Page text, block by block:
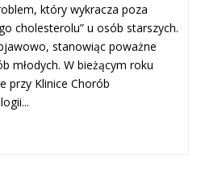
który wykracza poza
cholesterolu” u osób starszych.
stanowiąc poważne
młodych. W bieżącym roku
przy Klinice Chorób